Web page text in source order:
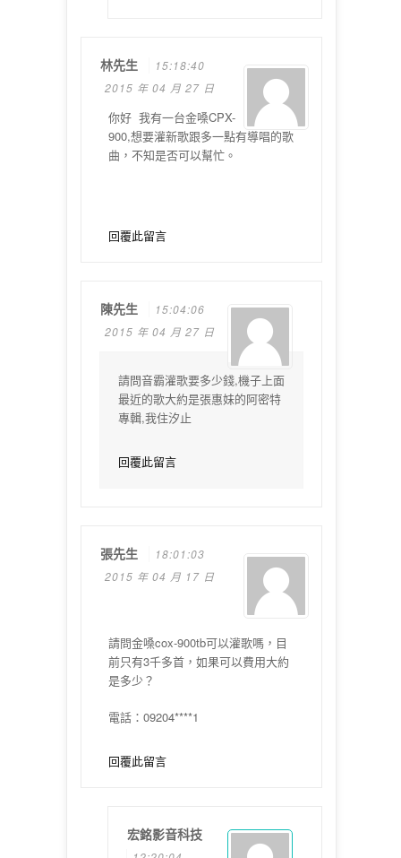
林先生
15:18:40
2015 年 04 月 27 日
你好 我有一台金嗓CPX-
900,想要灌新歌跟多一點有導唱的歌
曲，不知是否可以幫忙。
回覆此留言
陳先生
15:04:06
2015 年 04 月 27 日
請問音霸灌歌要多少錢,機子上面
最近的歌大約是張惠妹的阿密特
專輯,我住汐止
回覆此留言
張先生
18:01:03
2015 年 04 月 17 日
請問金嗓cox-900tb可以灌歌嗎，目
前只有3千多首，如果可以費用大約
是多少？
電話：09204****1
回覆此留言
宏銘影音科技